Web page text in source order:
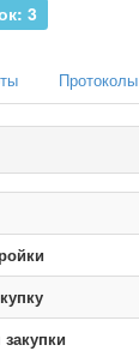
3
Протоколы